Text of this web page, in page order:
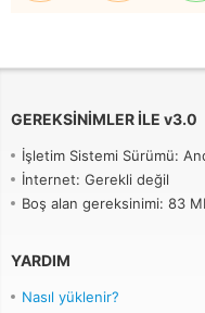
GEREKSINIMLER ILE v3.0
İşletim Sistemi Sürümü:
İnternet: Gerekli değil
Boş alan gereksinimi: 83
YARDIM
Nasıl yüklenir?